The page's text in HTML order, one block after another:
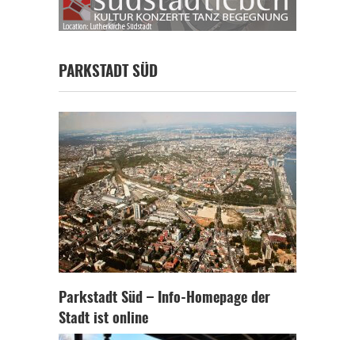
PARKSTADT SÜD
Parkstadt Süd – Info-Homepage der
Stadt ist online